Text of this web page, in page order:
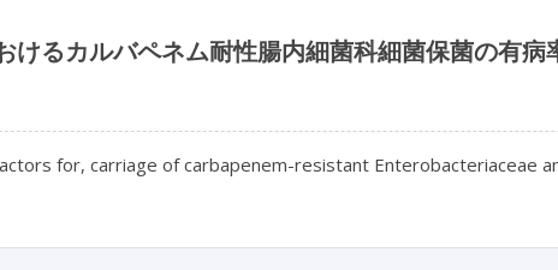
けるカルバペネム耐性腸内細菌科細菌保菌の有
for, carriage of carbapenem-resistant Enterobacteriaceae